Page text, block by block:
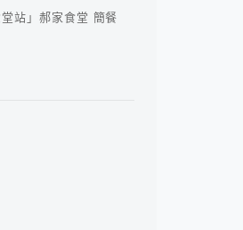
堂站」郝家食堂 簡餐